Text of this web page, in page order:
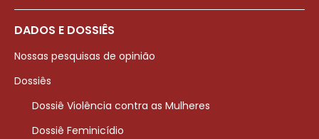
DADOS E DOSSIÊS
Nossas pesquisas de opinião
Dossiês
Dossiê Violência contra as Mulheres
Dossiê Feminicídio